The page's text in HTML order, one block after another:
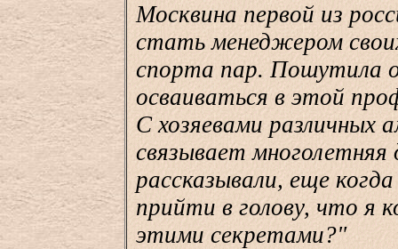
Москвина первой из
стать менеджером
спорта пар. Пошутила
осваиваться в этой
С хозяевами различных
связывает
рассказывали, еще
прийти в голову, что я
этими секретами?"